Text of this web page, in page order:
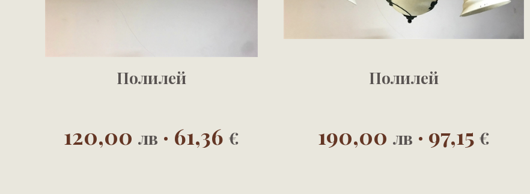
Полилей
120,00 лв · 61,36 €
Полилей
190,00 лв · 97,15 €